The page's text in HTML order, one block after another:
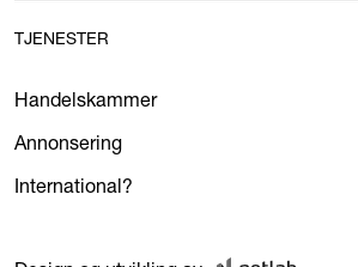
TJENESTER
Handelskammer
Annonsering
International?